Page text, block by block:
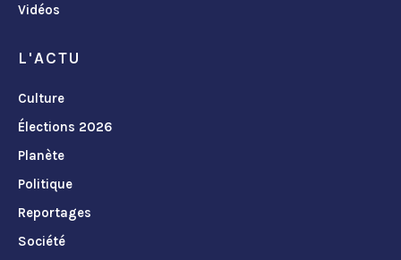
Vidéos
L'ACTU
Culture
Élections 2026
Planète
Politique
Reportages
Société